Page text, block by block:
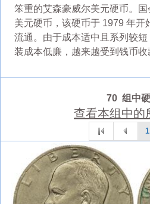
笨重的艾森豪威尔美元硬币。国
美元硬币，该硬币于 1979 年开
流通。由于成本适中且系列较
装成本低廉，越来越受到钱币收
70 组中
查看本组中的
1